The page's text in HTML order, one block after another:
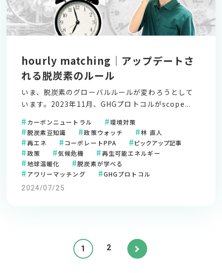
hourly matching｜アップデートさ
れる脱炭素のルール
いま、脱炭素のグローバルルールが変わろうとして
います。2023年11月、GHGプロトコルがscope...
カーボンニュートラル
環境対策
脱炭素豆知識
政策ウォッチ
林 直人
再エネ
コーポレートPPA
ピックアップ記事
政策
気候危機
再生可能エネルギー
地球温暖化
脱炭素が学べる
アワリーマッチング
GHGプロトコル
2024/07/25
1 2